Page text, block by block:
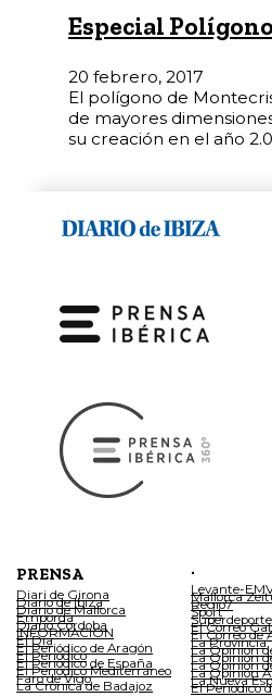
Especial
20 febrero, 2017
El polígono de
de mayores
su creación en el año
PRENSA
Diari de Girona
Diario de Ibiza
Diario de Mallorca
Empordà
Diario Córdoba
INFORMACIÓN
El Día
El Periódico de Aragón
El Periódico
El Periódico de España
El Periódico Mediterráneo
Faro de Vigo
La Crónica de Badajoz
.
Levante-
Mallorca
Regio7
Sport
Superdeporte
El Correo
El Correo de
La Provincia
La Opinión
La Opinión
La Opinión
La Opinión
La Nueva
El Periódico